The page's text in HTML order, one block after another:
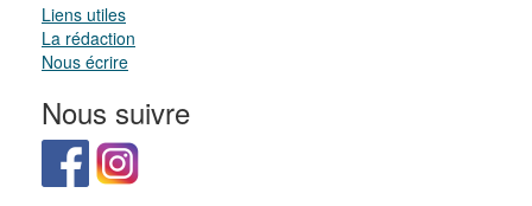
Liens utiles
La rédaction
Nous écrire
Nous suivre